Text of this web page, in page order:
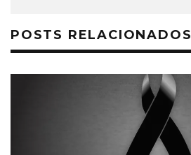
POSTS RELACIONADOS